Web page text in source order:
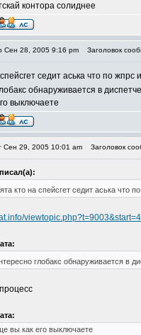
контора солиднее
Сен 28, 2005 9:16 pm Заголовок
седит аська что по жпрс
обнаруживается в
выключаете
Сен 29, 2005 10:01 am Заголовок
кто на спейсгет седит аська что
глобакс обнаруживается в
вы как его выключаете